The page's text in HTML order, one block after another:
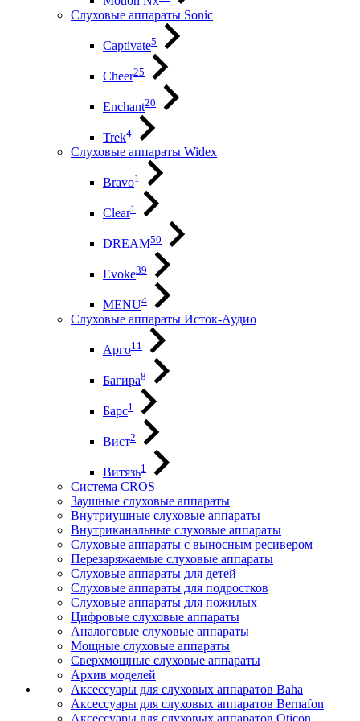
Слуховые аппараты Sonic
Captivate5
Cheer25
Enchant20
Trek4
Слуховые аппараты Widex
Bravo1
Clear1
DREAM50
Evoke39
MENU4
Слуховые аппараты Исток-Аудио
Арго11
Багира8
Барс1
Вист2
Витязь1
Система CROS
Заушные слуховые аппараты
Внутриушные слуховые аппараты
Внутриканальные слуховые аппараты
Слуховые аппараты с выносным ресивером
Перезаряжаемые слуховые аппараты
Слуховые аппараты для детей
Слуховые аппараты для подростков
Слуховые аппараты для пожилых
Цифровые слуховые аппараты
Аналоговые слуховые аппараты
Мощные слуховые аппараты
Сверхмощные слуховые аппараты
Архив моделей
Аксессуары для слуховых аппаратов Baha
Аксессуары для слуховых аппаратов Bernafon